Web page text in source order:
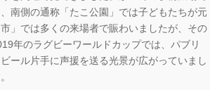
南側の通称「たこ公園」では子どもたちが元
」では多くの来場者で賑わいましたが、その
年のラグビーワールドカップでは、パブリ
ール片手に声援を送る光景が広がっていまし